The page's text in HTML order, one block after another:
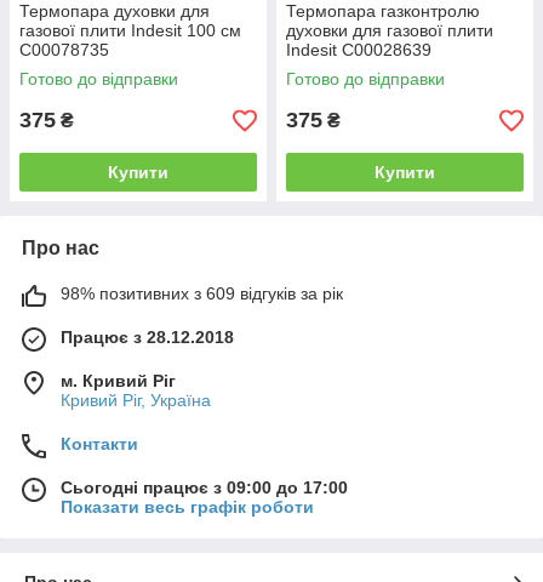
Термопара духовки для
газової плити Indesit 100 см
C00078735
Готово до відправки
375 ₴
Купити
Термопара газконтролю
духовки для газової плити
Indesit C00028639
Готово до відправки
375 ₴
Купити
Про нас
98% позитивних з 609 відгуків за рік
Працює з 28.12.2018
м. Кривий Ріг
Кривий Ріг, Україна
Контакти
Сьогодні працює з 09:00 до 17:00
Показати весь графік роботи